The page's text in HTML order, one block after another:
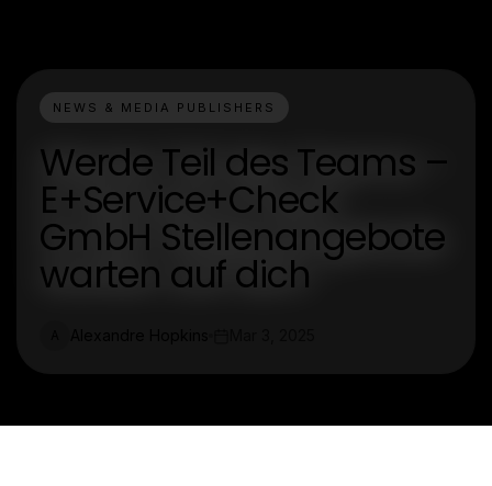
NEWS & MEDIA PUBLISHERS
Werde Teil des Teams –
E+Service+Check
GmbH Stellenangebote
warten auf dich